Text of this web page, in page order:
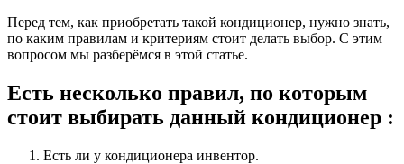
Перед тем, как приобретать такой кондиционер, нужно знать,
по каким правилам и критериям стоит делать выбор. С этим
вопросом мы разберёмся в этой статье.
Есть несколько правил, по которым
стоит выбирать данный кондиционер :
Есть ли у кондиционера инвентор.